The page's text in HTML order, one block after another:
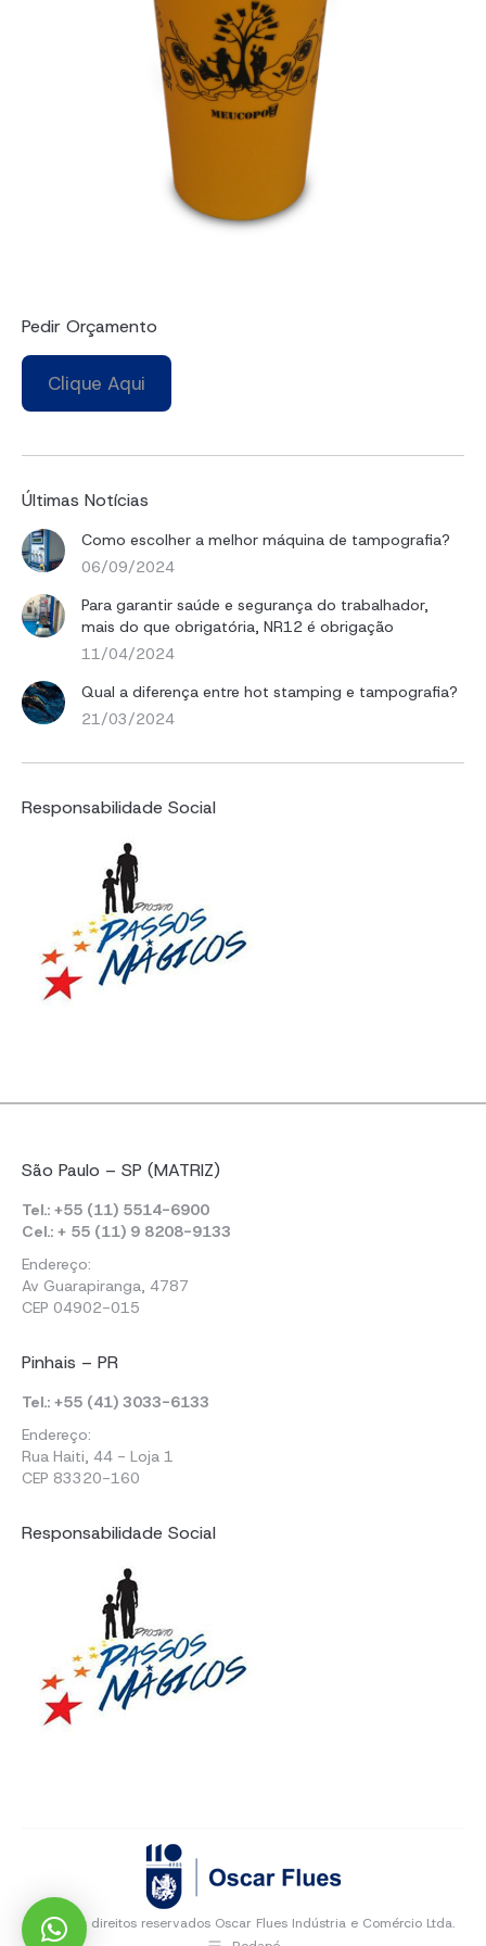
Pedir Orçamento
Clique Aqui
Últimas Notícias
Como escolher a melhor máquina de tampografia?
06/09/2024
Para garantir saúde e segurança do trabalhador,
mais do que obrigatória, NR12 é obrigação
11/04/2024
Qual a diferença entre hot stamping e tampografia?
21/03/2024
Responsabilidade Social
São Paulo – SP (MATRIZ)
Tel.: +55 (11) 5514-6900
Cel.: + 55 (11) 9 8208-9133
Endereço:
Av Guarapiranga, 4787
CEP 04902-015
Pinhais – PR
Tel.: +55 (41) 3033-6133
Endereço:
Rua Haiti, 44 - Loja 1
CEP 83320-160
Responsabilidade Social
Todos os direitos reservados Oscar Flues Indústria e Comércio Ltda.